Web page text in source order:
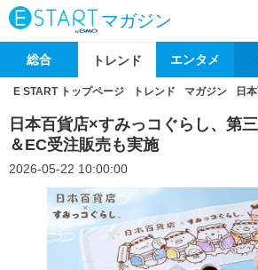
マガジン
総合 トレンド エンタメ
E START トップページ トレンド マガジン 日
日本百貨店×すみっコぐらし、第
＆EC受注販売も実施
2026-05-22 10:00:00